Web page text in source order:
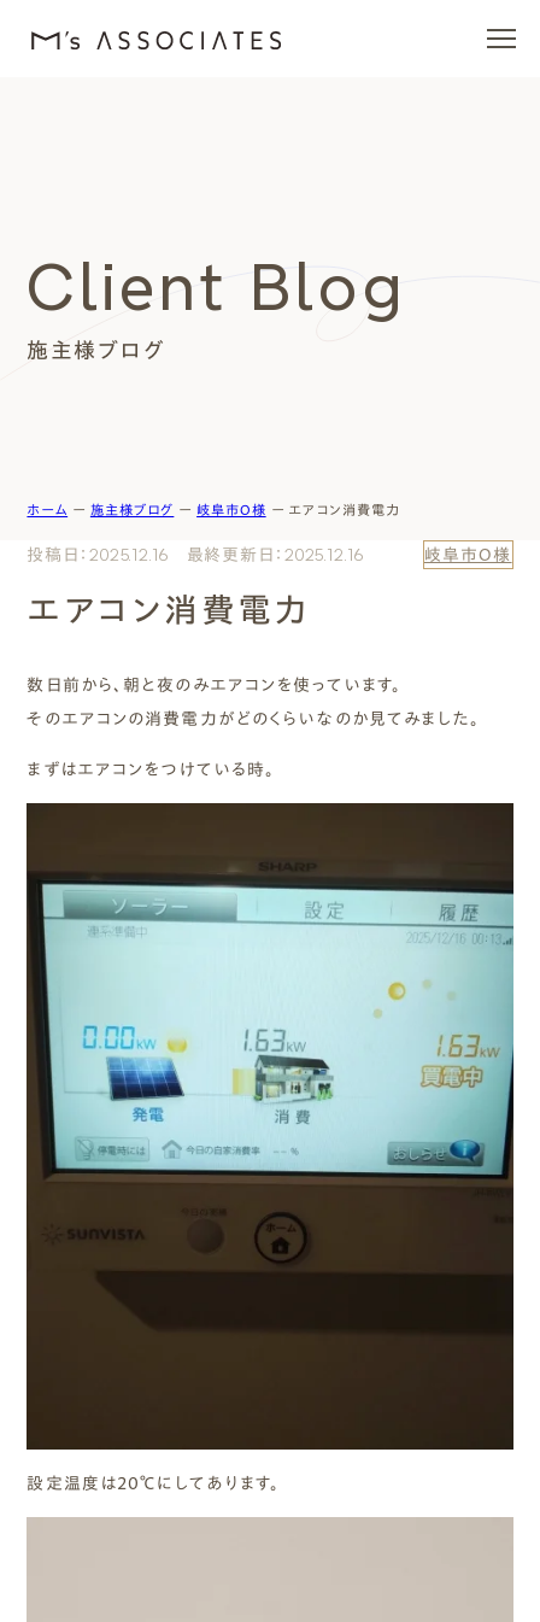
エムズを愛する人たち
施工事例
エムズのこと
0120-40-6613
ファーストプランを試す
施主様ブログ
Client Blog
ホーム ー 施主様ブログ ー 岐阜市O様 ー エアコン消費電力
投稿日：2025.12.16 最終更新日：2025.12.16 岐阜市O様
エアコン消費電力
数日前から、朝と夜のみエアコンを使っています。
そのエアコンの消費電力がどのくらいなのか見てみました。
まずはエアコンをつけている時。
設定温度は20℃にしてあります。